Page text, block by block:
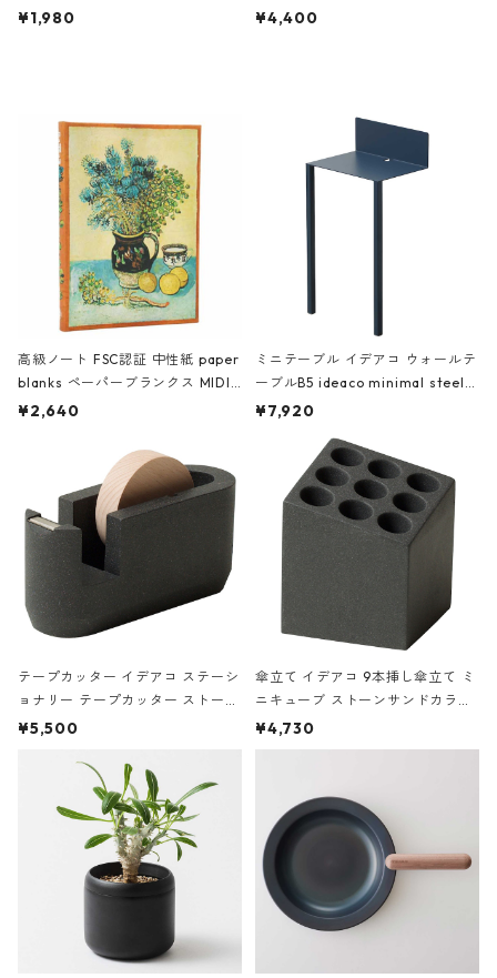
ch 3532 ルートート WR.ポーチ.ラ
¥1,980
AKU Timeless 100パーセント ス
¥4,400
高級ノート FSC認証 中性紙 paper
blanks ペーパーブランクス MIDI
ハードカバー 罫線 ヴァン・ゴッホ
¥2,640
ミニテーブル イデアコ ウォールテ
ーブルB5 ideaco minimal steel f
urniture WALL Table B5 ネイビー
¥7,920
テープカッター イデアコ ステーシ
ョナリー テープカッター ストーン
サンドカラー 石調 ideaco Station
¥5,500
傘立て イデアコ 9本挿し傘立て ミ
ニキューブ ストーンサンドカラー
石調 ideaco Umbrella Stand CUB
E ストーンサンドブラック
¥4,730